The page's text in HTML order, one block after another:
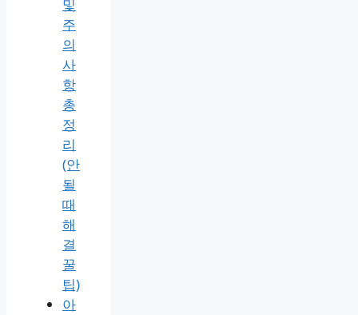
및
주
의
사
항
총
정
리
(안
될
때
해
결
꿀
팁)
아